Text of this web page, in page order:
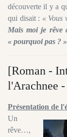
découverte il y a
qui disait : « Vous
Mais moi je rêve
« pourquoi pas ? »
[Roman -
l'Arachnee
Présentation de
Un
rêve…,